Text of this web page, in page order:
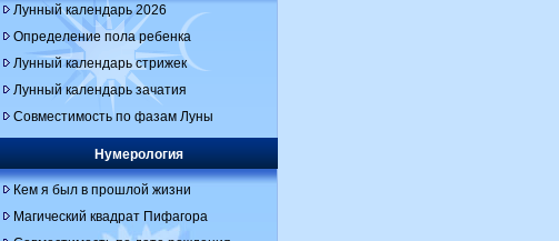
Лунный календарь 2026
Определение пола ребенка
Лунный календарь стрижек
Лунный календарь зачатия
Совместимость по фазам Луны
Нумерология
Кем я был в прошлой жизни
Магический квадрат Пифагора